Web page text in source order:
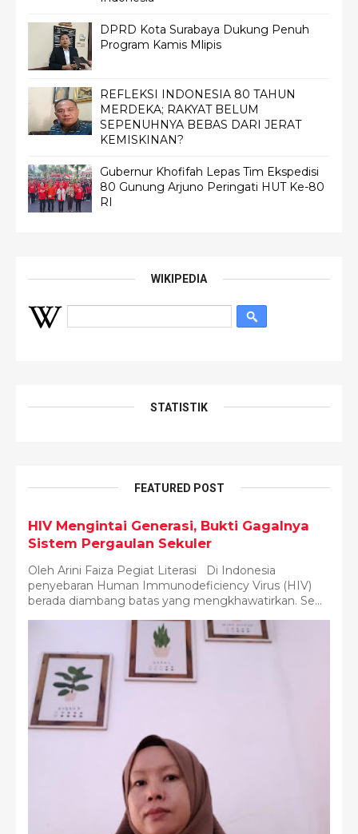
DPRD Kota Surabaya Dukung Penuh
Program Kamis Mlipis
REFLEKSI INDONESIA 80 TAHUN
MERDEKA; RAKYAT BELUM
SEPENUHNYA BEBAS DARI JERAT
KEMISKINAN?
Gubernur Khofifah Lepas Tim Ekspedisi
80 Gunung Arjuno Peringati HUT Ke-80
RI
WIKIPEDIA
STATISTIK
FEATURED POST
HIV Mengintai Generasi, Bukti Gagalnya
Sistem Pergaulan Sekuler
Oleh Arini Faiza Pegiat Literasi Di Indonesia
penyebaran Human Immunodeficiency Virus (HIV)
berada diambang batas yang mengkhawatirkan. Se...